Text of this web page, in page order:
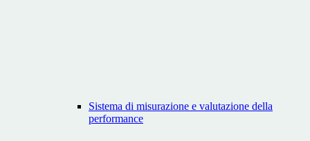
Sistema di misurazione e valutazione della
performance